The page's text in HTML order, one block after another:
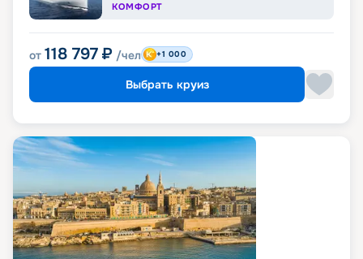
КОМФОРТ
от 118 797 ₽ /чел +1 000
Выбрать круиз